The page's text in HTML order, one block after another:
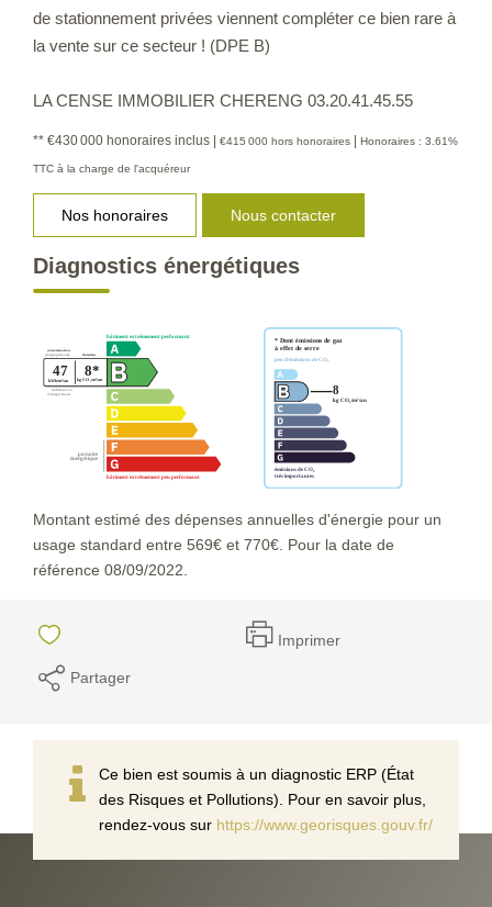
de stationnement privées viennent compléter ce bien rare à
la vente sur ce secteur ! (DPE B)
LA CENSE IMMOBILIER CHERENG 03.20.41.45.55
** €430 000 honoraires inclus | €415 000 hors honoraires | Honoraires : 3.61%
TTC à la charge de l'acquéreur
Nos honoraires Nous contacter
Diagnostics énergétiques
Montant estimé des dépenses annuelles d'énergie pour un
usage standard entre 569€ et 770€. Pour la date de
référence 08/09/2022.
Imprimer
Partager
Ce bien est soumis à un diagnostic ERP (État
des Risques et Pollutions). Pour en savoir plus,
rendez-vous sur https://www.georisques.gouv.fr/